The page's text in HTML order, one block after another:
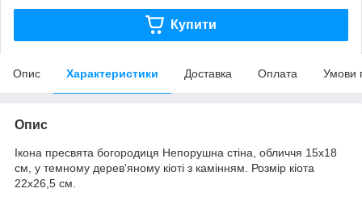
Купити
Опис Характеристики Доставка Оплата Умови
Опис
Ікона пресвята богородиця Непорушна стіна, обличчя 15х18
см, у темному дерев'яному кіоті з камінням. Розмір кіота
22х26,5 см.